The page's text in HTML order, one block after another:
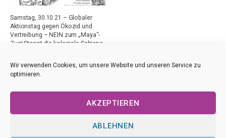
Wir verwenden Cookies, um unsere Website und unseren Service zu
optimieren.
AKZEPTIEREN
ABLEHNEN
Samstag, 30.10.21 – Globaler
Aktionstag gegen Ökozid und
Vertreibung – NEIN zum „Maya“-
Zug! Stoppt die koloniale Schiene
29. Oktober 2021